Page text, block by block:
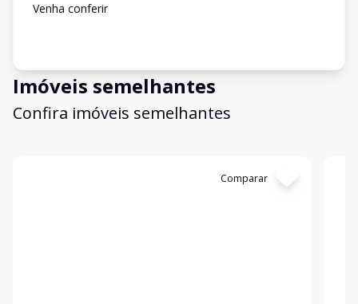
Venha conferir
Imóveis semelhantes
Confira imóveis semelhantes
Comparar